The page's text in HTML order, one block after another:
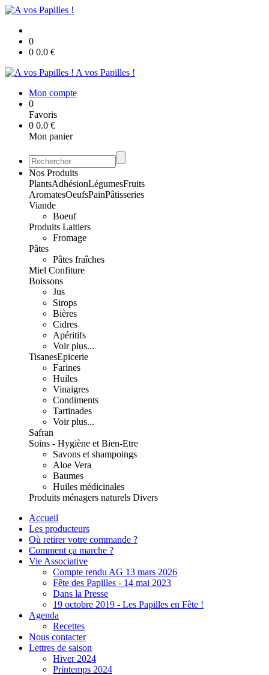
0
0 0.0 €
A vos Papilles !
Mon compte
0
Favoris
0 0.0 €
Mon panier
Nos Produits
PlantsAdhésionLégumesFruits
AromatesOeufsPainPâtisseries
Viande
Boeuf
Produits Laitiers
Fromage
Pâtes
Pâtes fraîches
Miel Confiture
Boissons
Jus
Sirops
Bières
Cidres
Apéritifs
Voir plus...
TisanesEpicerie
Farines
Huiles
Vinaigres
Condiments
Tartinades
Voir plus...
Safran
Soins - Hygiène et Bien-Etre
Savons et shampoings
Aloe Vera
Baumes
Huiles médicinales
Produits ménagers naturels Divers
Accueil
Les producteurs
Où retirer votre commande ?
Comment ça marche ?
Vie Associative
Compte rendu AG 13 mars 2026
Fête des Papilles - 14 mai 2023
Dans la Presse
19 octobre 2019 - Les Papilles en Fête !
Agenda
Recettes
Nous contacter
Lettres de saison
Hiver 2024
Printemps 2024